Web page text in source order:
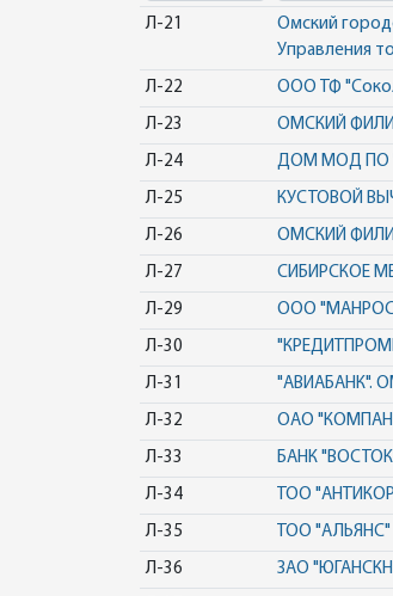
Л-21
Омский
Управления
Л-22 ООО ТФ
Л-23 ОМСКИЙ
Л-24 ДОМ МОД ПО
Л-25 КУСТОВОЙ
Л-26 ОМСКИЙ
Л-27 СИБИРСКОЕ
Л-29 ООО
Л-30
Л-31 "АВИАБАНК".
Л-32 ОАО
Л-33 БАНК
Л-34 ТОО
Л-35 ТОО "АЛЬЯНС"
Л-36 ЗАО